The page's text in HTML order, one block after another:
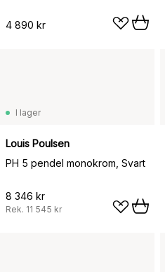
4 890 kr
I lager
Louis Poulsen
PH 5 pendel monokrom, Svart
8 346 kr
Rek. 11 545 kr